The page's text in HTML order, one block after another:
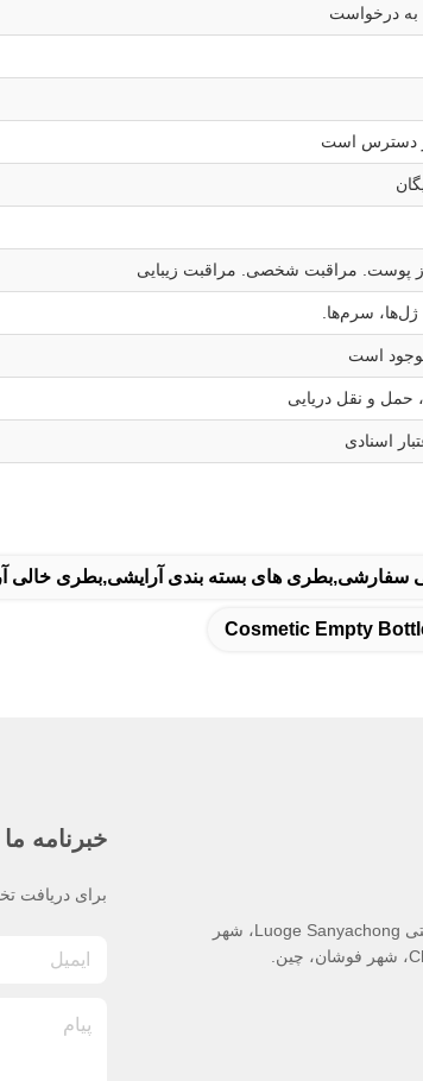
به درخواست
دسترس است
از پوست. مراقبت شخصی. مراقبت زیبایی
ژل‌ها، سرم‌ها.
است
حمل و نقل دریایی
اسنادی
سفارشی,بطری های بسته بندی آرایشی,بطری خالی
Cosmetic Empty
شماره 002 شماره 2، پارک صنعتی Luoge Sanyachong، شهر
خبرنامه ما
برای دریافت